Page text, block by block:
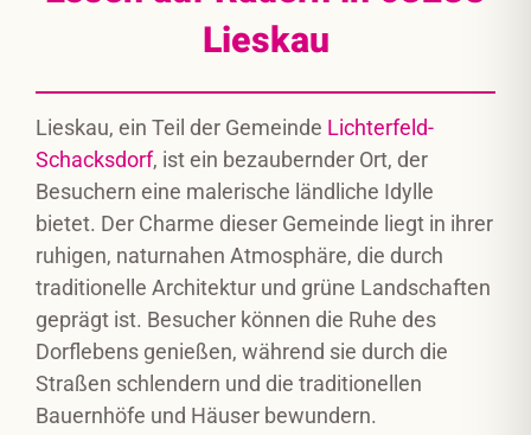
Lieskau
Lieskau, ein Teil der Gemeinde Lichterfeld-
Schacksdorf, ist ein bezaubernder Ort, der
Besuchern eine malerische ländliche Idylle
bietet. Der Charme dieser Gemeinde liegt in ihrer
ruhigen, naturnahen Atmosphäre, die durch
traditionelle Architektur und grüne Landschaften
geprägt ist. Besucher können die Ruhe des
Dorflebens genießen, während sie durch die
Straßen schlendern und die traditionellen
Bauernhöfe und Häuser bewundern.